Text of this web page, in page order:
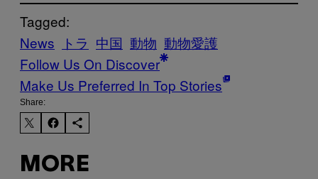
Tagged:
News
トラ 中国 動物 動物愛護
Follow Us On Discover
Make Us Preferred In Top Stories
Share:
MORE